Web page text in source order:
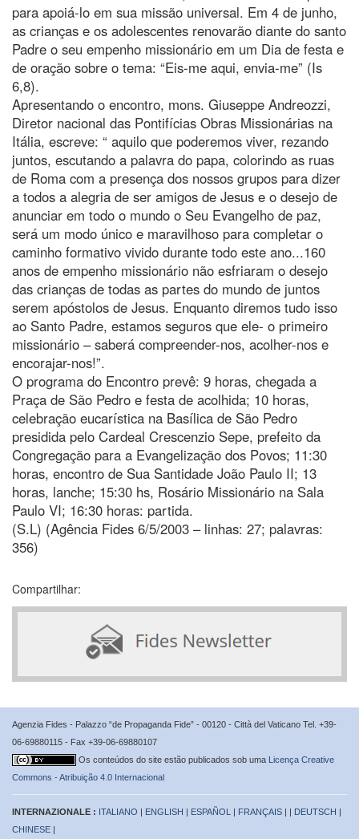
para apoiá-lo em sua missão universal. Em 4 de junho,
as crianças e os adolescentes renovarão diante do santo
Padre o seu empenho missionário em um Dia de festa e
de oração sobre o tema: “Eis-me aqui, envia-me” (Is
6,8).
Apresentando o encontro, mons. Giuseppe Andreozzi,
Diretor nacional das Pontifícias Obras Missionárias na
Itália, escreve: “ aquilo que poderemos viver, rezando
juntos, escutando a palavra do papa, colorindo as ruas
de Roma com a presença dos nossos grupos para dizer
a todos a alegria de ser amigos de Jesus e o desejo de
anunciar em todo o mundo o Seu Evangelho de paz,
será um modo único e maravilhoso para completar o
caminho formativo vivido durante todo este ano...160
anos de empenho missionário não esfriaram o desejo
das crianças de todas as partes do mundo de juntos
serem apóstolos de Jesus. Enquanto diremos tudo isso
ao Santo Padre, estamos seguros que ele- o primeiro
missionário – saberá compreender-nos, acolher-nos e
encorajar-nos!”.
O programa do Encontro prevê: 9 horas, chegada a
Praça de São Pedro e festa de acolhida; 10 horas,
celebração eucarística na Basílica de São Pedro
presidida pelo Cardeal Crescenzio Sepe, prefeito da
Congregação para a Evangelização dos Povos; 11:30
horas, encontro de Sua Santidade João Paulo II; 13
horas, lanche; 15:30 hs, Rosário Missionário na Sala
Paulo VI; 16:30 horas: partida.
(S.L) (Agência Fides 6/5/2003 – linhas: 27; palavras:
356)
Compartilhar:
Agenzia Fides - Palazzo “de Propaganda Fide” - 00120 - Città del Vaticano Tel. +39-
06-69880115 - Fax +39-06-69880107
Os conteúdos do site estão publicados sob uma Licença Creative
Commons - Atribuição 4.0 Internacional
INTERNAZIONALE : ITALIANO | ENGLISH | ESPAÑOL | FRANÇAIS | | DEUTSCH |
CHINESE |